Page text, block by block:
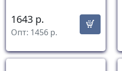
1643 р.
Опт: 1456 р.